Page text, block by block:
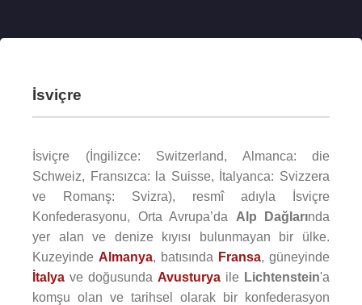
İsviçre
İsviçre (İngilizce: Switzerland, Almanca: die
Schweiz, Fransızca: la Suisse, İtalyanca: Svizzera
ve Romanş: Svizra), resmî adıyla İsviçre
Konfederasyonu, Orta Avrupa’da Alp Dağlarında
yer alan ve denize kıyısı bulunmayan bir ülke.
Kuzeyinde Almanya, batısında Fransa, güneyinde
İtalya ve doğusunda Avusturya ile Lichtenstein'a
komşu olan ve tarihsel olarak bir konfederasyon